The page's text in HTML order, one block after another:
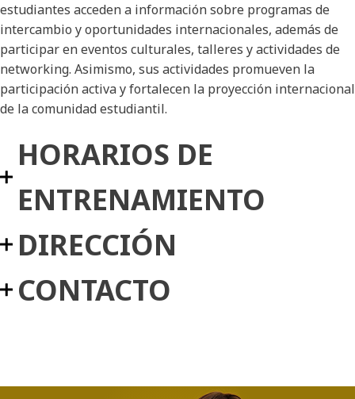
estudiantes acceden a información sobre programas de
intercambio y oportunidades internacionales, además de
participar en eventos culturales, talleres y actividades de
networking. Asimismo, sus actividades promueven la
participación activa y fortalecen la proyección internacional
de la comunidad estudiantil.
HORARIOS DE
ENTRENAMIENTO
DIRECCIÓN
CONTACTO